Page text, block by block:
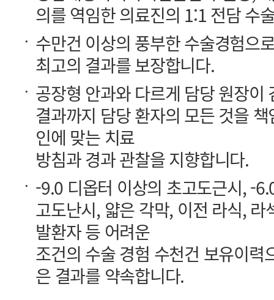
의를 역임한 의료진의 1:1 전담 수
최고의 결과를 보장합니다.
인에 맞는 치료
방침과 경과 관찰을 지향합니다.
발환자 등 어려운
은 결과를 약속합니다.